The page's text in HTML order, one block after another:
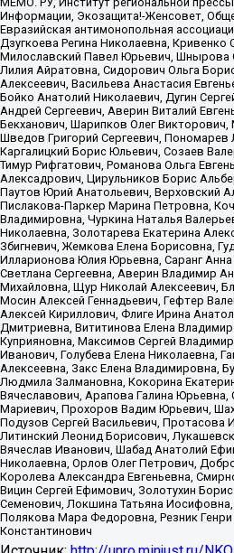
Информации, Экозащита!-Женсовет,
Евразийская антимонопольная
Дзугкоева Регина Николаевна, Кривенко
Милославский Павел Юрьевич,
Лилия Айратовна, Сидорович Ольга
Алексеевич, Васильева Анастасия
Бойко Анатолий Николаевич, Дугин
Андрей Сергеевич, Аверин Виталий
Бекханович, Шарипков Олег
Шведов Григорий Сергеевич, Пономарев
Каргалицкий Борис Юльевич, Созаев
Тимур Рифгатович, Романова Ольга
Алексадрович, Цирульников Борис
Паутов Юрий Анатольевич, Верховский
Пислакова-Паркер Марина Петровна,
Владимировна, Чуркина Наталья
Николаевна, Золотарева Екатерина
Збигневич, Жемкова Елена Борисовна,
Илларионова Юлия Юрьевна, Саранг
Светлана Сергеевна, Аверин Владимир
Михайловна, Щур Николай Алексеевич,
Мосин Алексей Геннадьевич, Гефтер
Алексей Кириллович, Флиге Ирина
Дмитриевна, Вититинова Елена
Куприяновна, Максимов Сергей
Иванович, Голубева Елена Николаевна,
Алексеевна, Закс Елена Владимировна,
Людмила Залмановна, Кокорина
Вячеславович, Арапова Галина Юрьевна,
Мариевич, Прохоров Вадим Юрьевич,
Подузов Сергей Васильевич, Протасова
Литинский Леонид Борисович,
Вячеслав Иванович, Шабад Анатолий
Николаевна, Орлов Олег Петрович,
Королева Александра Евгеньевна,
Вицин Сергей Ефимович, Золотухин
Семенович, Локшина Татьяна
Полякова Мара Федоровна, Резник
Константинович